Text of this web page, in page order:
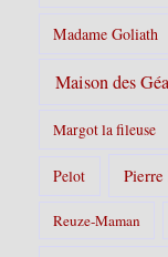
Madame Goliath
Maison des
Margot la fileuse
Pelot Pierre
Reuze-Maman